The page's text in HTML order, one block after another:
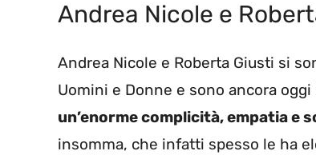
Andrea Nicole e
Andrea Nicole e Roberta Giusti si
Uomini e Donne e sono ancora
un’enorme complicità, empatia e
insomma, che infatti spesso le ha